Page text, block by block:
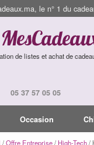
le n° 1 du
de listes et achat de
05 37 57 05 05
Occasion
/Offre Entreprise/ High-Tech/